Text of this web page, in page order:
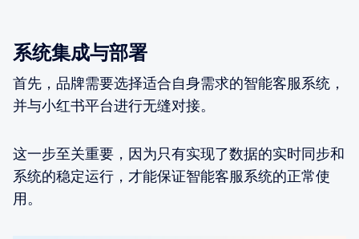
系统集成与部署
首先，品牌需要选择适合自身需求的智能客服系统，
并与小红书平台进行无缝对接。
这一步至关重要，因为只有实现了数据的实时同步和
系统的稳定运行，才能保证智能客服系统的正常使
用。